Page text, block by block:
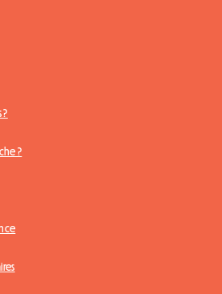
?
?